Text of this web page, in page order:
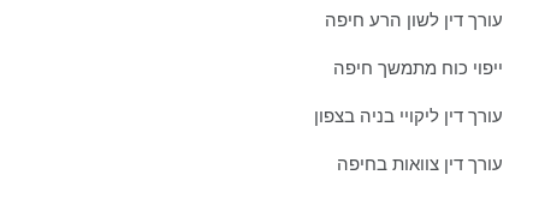
עורך דין לשון הרע חיפה
ייפוי כוח מתמשך חיפה
עורך דין ליקויי בניה בצפון
עורך דין צוואות בחיפה